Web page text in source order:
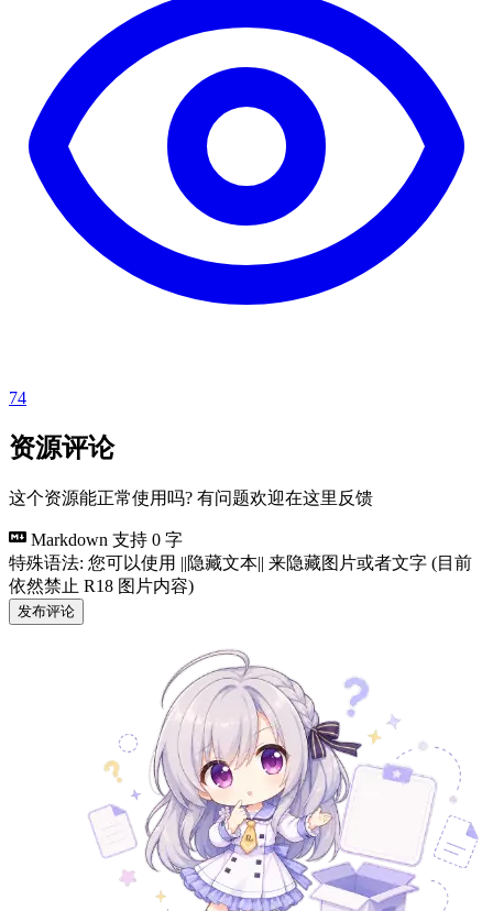
74
资源评论
这个资源能正常使用吗? 有问题欢迎在这里反馈
Markdown 支持 0 字
特殊语法: 您可以使用 ||隐藏文本|| 来隐藏图片或者文字 (目前
依然禁止 R18 图片内容)
发布评论